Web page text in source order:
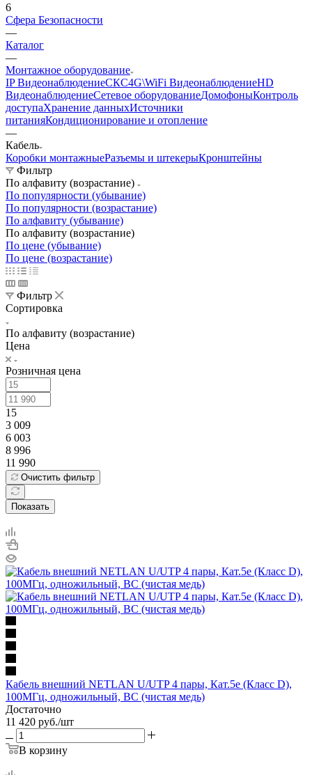
6
Сфера Безопасности
—
Каталог
—
Монтажное оборудование
IP ВидеонаблюдениеСКС4G\WiFi ВидеонаблюдениеHD
ВидеонаблюдениеСетевое оборудованиеДомофоныКонтроль
доступаХранение данныхИсточники
питанияКондиционирование и отопление
—
Кабель
Коробки монтажныеРазъемы и штекерыКронштейны
Фильтр
По алфавиту (возрастание)
По популярности (убывание)
По популярности (возрастание)
По алфавиту (убывание)
По алфавиту (возрастание)
По цене (убывание)
По цене (возрастание)
Фильтр
Сортировка
По алфавиту (возрастание)
Цена
Розничная цена
15
3 009
6 003
8 996
11 990
Очистить фильтр
Показать
Кабель внешний NETLAN U/UTP 4 пары, Кат.5e (Класс D),
100МГц, одножильный, BC (чистая медь)
Достаточно
11 420 руб./шт
В корзину